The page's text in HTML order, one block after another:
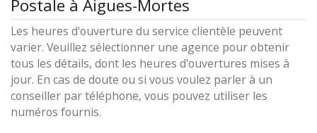
Postale à Aigues-Mortes
Les heures d'ouverture du service clientèle peuvent
varier. Veuillez sélectionner une agence pour obtenir
tous les détails, dont les heures d'ouvertures mises à
jour. En cas de doute ou si vous voulez parler à un
conseiller par téléphone, vous pouvez utiliser les
numéros fournis.